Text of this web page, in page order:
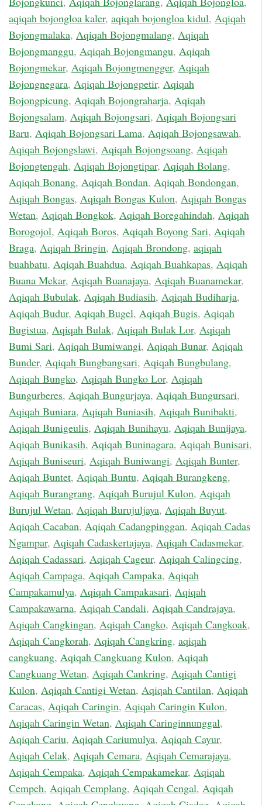
aqiqah bojongloa kaler, aqiqah bojongloa kidul, Aqiqah
Bojongmalaka, Aqiqah Bojongmalang, Aqiqah
Bojongmanggu, Aqiqah Bojongmangu, Aqiqah
Bojongmekar, Aqiqah Bojongmengger, Aqiqah
Bojongnegara, Aqiqah Bojongpetir, Aqiqah
Bojongpicung, Aqiqah Bojongraharja, Aqiqah
Bojongsalam, Aqiqah Bojongsari, Aqiqah Bojongsari
Baru, Aqiqah Bojongsari Lama, Aqiqah Bojongsawah,
Aqiqah Bojongslawi, Aqiqah Bojongsoang, Aqiqah
Bojongtengah, Aqiqah Bojongtipar, Aqiqah Bolang,
Aqiqah Bonang, Aqiqah Bondan, Aqiqah Bondongan,
Aqiqah Bongas, Aqiqah Bongas Kulon, Aqiqah Bongas
Wetan, Aqiqah Bongkok, Aqiqah Boregahindah, Aqiqah
Borogojol, Aqiqah Boros, Aqiqah Boyong Sari, Aqiqah
Braga, Aqiqah Bringin, Aqiqah Brondong, aqiqah
buahbatu, Aqiqah Buahdua, Aqiqah Buahkapas, Aqiqah
Buana Mekar, Aqiqah Buanajaya, Aqiqah Buanamekar,
Aqiqah Bubulak, Aqiqah Budiasih, Aqiqah Budiharja,
Aqiqah Budur, Aqiqah Bugel, Aqiqah Bugis, Aqiqah
Bugistua, Aqiqah Bulak, Aqiqah Bulak Lor, Aqiqah
Bumi Sari, Aqiqah Bumiwangi, Aqiqah Bunar, Aqiqah
Bunder, Aqiqah Bungbangsari, Aqiqah Bungbulang,
Aqiqah Bungko, Aqiqah Bungko Lor, Aqiqah
Bungurberes, Aqiqah Bungurjaya, Aqiqah Bungursari,
Aqiqah Buniara, Aqiqah Buniasih, Aqiqah Bunibakti,
Aqiqah Bunigeulis, Aqiqah Bunihayu, Aqiqah Bunijaya,
Aqiqah Bunikasih, Aqiqah Buninagara, Aqiqah Bunisari,
Aqiqah Buniseuri, Aqiqah Buniwangi, Aqiqah Bunter,
Aqiqah Buntet, Aqiqah Buntu, Aqiqah Burangkeng,
Aqiqah Burangrang, Aqiqah Burujul Kulon, Aqiqah
Burujul Wetan, Aqiqah Burujuljaya, Aqiqah Buyut,
Aqiqah Cacaban, Aqiqah Cadangpinggan, Aqiqah Cadas
Ngampar, Aqiqah Cadaskertajaya, Aqiqah Cadasmekar,
Aqiqah Cadassari, Aqiqah Cageur, Aqiqah Calingcing,
Aqiqah Campaga, Aqiqah Campaka, Aqiqah
Campakamulya, Aqiqah Campakasari, Aqiqah
Campakawarna, Aqiqah Candali, Aqiqah Candrajaya,
Aqiqah Cangkingan, Aqiqah Cangko, Aqiqah Cangkoak,
Aqiqah Cangkorah, Aqiqah Cangkring, aqiqah
cangkuang, Aqiqah Cangkuang Kulon, Aqiqah
Cangkuang Wetan, Aqiqah Cankring, Aqiqah Cantigi
Kulon, Aqiqah Cantigi Wetan, Aqiqah Cantilan, Aqiqah
Caracas, Aqiqah Caringin, Aqiqah Caringin Kulon,
Aqiqah Caringin Wetan, Aqiqah Caringinnunggal,
Aqiqah Cariu, Aqiqah Cariumulya, Aqiqah Cayur,
Aqiqah Celak, Aqiqah Cemara, Aqiqah Cemarajaya,
Aqiqah Cempaka, Aqiqah Cempakamekar, Aqiqah
Cempeh, Aqiqah Cemplang, Aqiqah Cengal, Aqiqah